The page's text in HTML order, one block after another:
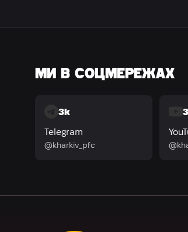
МИ В СОЦМЕРЕЖАХ
3k
Telegram
@kharkiv_pfc